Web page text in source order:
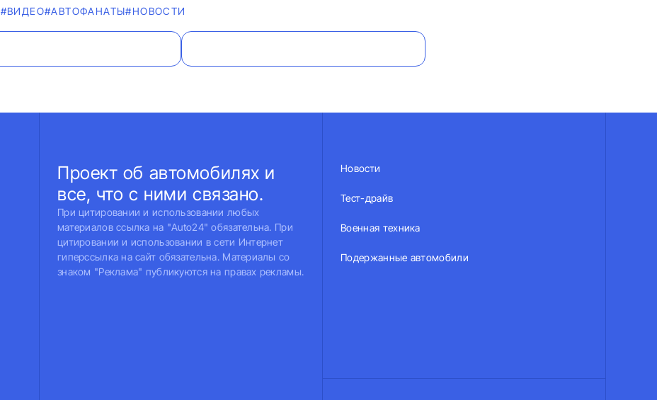
#ВИДЕО#AВТОФАНАТЫ#НОВОСТИ
Проект об автомобилях и
все, что с ними связано.
При цитировании и использовании любых
материалов ссылка на "Auto24" обязательна. При
цитировании и использовании в сети Интернет
гиперссылка на сайт обязательна. Материалы со
знаком "Реклама" публикуются на правах рекламы.
Новости
Тест-драйв
Военная техника
Подержанные автомобили